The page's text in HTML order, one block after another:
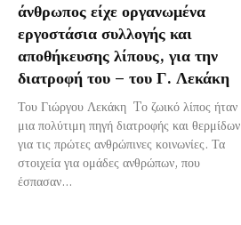
άνθρωπος είχε οργανωμένα
εργοστάσια συλλογής και
αποθήκευσης λίπους, για την
διατροφή του – του Γ. Λεκάκη
Του Γιώργου Λεκάκη Tο ζωικό λίπος ήταν
μια πολύτιμη πηγή διατροφής και θερμίδων
για τις πρώτες ανθρώπινες κοινωνίες. Τα
στοιχεία για ομάδες ανθρώπων, που
έσπασαν...